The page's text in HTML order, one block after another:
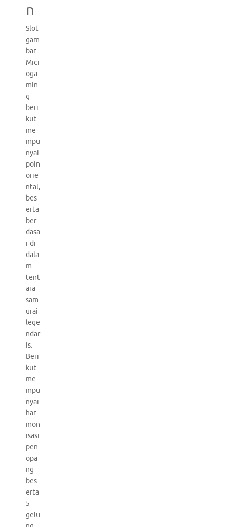
n
Slot
gam
bar
Micr
oga
min
g
beri
kut
me
mpu
nyai
poin
orie
ntal,
bes
erta
ber
dasa
r di
dala
m
tent
ara
sam
urai
lege
ndar
is.
Beri
kut
me
mpu
nyai
har
mon
isasi
pen
opa
ng
bes
erta
5
gelu